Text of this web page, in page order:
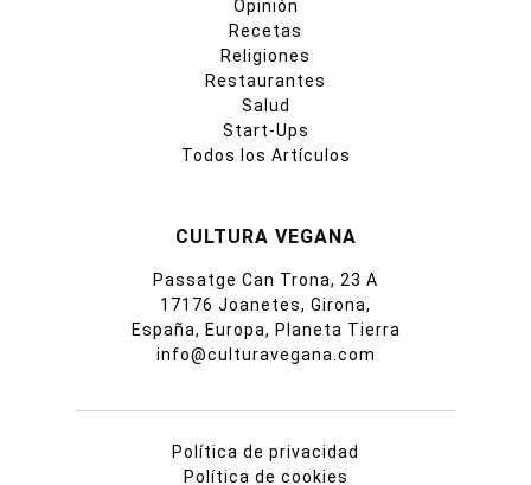
Opinión
Recetas
Religiones
Restaurantes
Salud
Start-Ups
Todos los Artículos
CULTURA VEGANA
Passatge Can Trona, 23 A
17176 Joanetes, Girona,
España, Europa, Planeta Tierra
info@culturavegana.com
Política de privacidad
Política de cookies